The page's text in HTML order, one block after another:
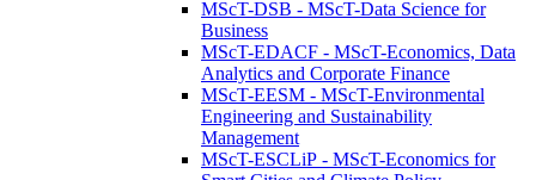
MScT-DSB - MScT-Data Science for
Business
MScT-EDACF - MScT-Economics, Data
Analytics and Corporate Finance
MScT-EESM - MScT-Environmental
Engineering and Sustainability
Management
MScT-ESCLiP - MScT-Economics for